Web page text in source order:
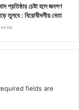
প্রতিষ্ঠার চেষ্টা হলে জনগণ
তুলবে : বিরোধীদলীয় নেতা
fields are